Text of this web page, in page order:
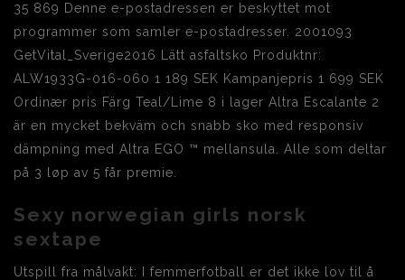
35 869 Denne e-postadressen er beskyttet mot
programmer som samler e-postadresser. 2001093
GetVital_Sverige2016 Lätt asfaltsko Produktnr:
ALW1933G-016-060 1 189 SEK Kampanjepris 1 699 SEK
Ordinær pris Färg Teal/Lime 8 i lager Altra Escalante 2
är en mycket bekväm och snabb sko med responsiv
dämpning med Altra EGO ™ mellansula. Alle som deltar
på 3 løp av 5 får premie.
Sexy norwegian girls norsk
sextape
Utspill fra målvakt: I femmerfotball er det ikke lov til å